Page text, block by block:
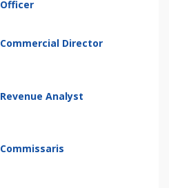
Officer
Commercial Director
Revenue Analyst
Commissaris